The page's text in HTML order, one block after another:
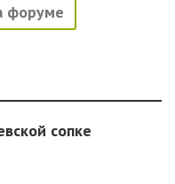
форуме
сопке